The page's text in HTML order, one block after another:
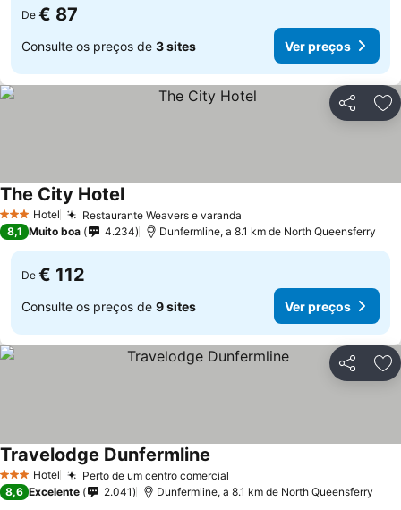
De € 87
Consulte os preços de 3 sites Ver preços
Partilhar
3 EstrelasHotel Restaurante Weavers e varanda
The City HotelVer preços
8,1 Muito boa 4.234 Dunfermline, a 8.1 km de North Queensferry
De € 112
Consulte os preços de 9 sites Ver preços
Partilhar
3 EstrelasHotel Perto de um centro comercial
Travelodge Dunfermline
8,6 Excelente 2.041 Dunfermline, a 8.1 km de North Queensferry